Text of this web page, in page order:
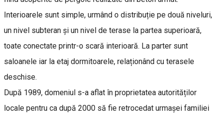
Interioarele sunt simple, urmând o distribuție pe două niveluri,
un nivel subteran și un nivel de terase la partea superioară,
toate conectate printr-o scară interioară. La parter sunt
saloanele iar la etaj dormitoarele, relaționând cu terasele
deschise.
După 1989, domeniul s-a aflat în proprietatea autorităților
locale pentru ca după 2000 să fie retrocedat urmașei familiei